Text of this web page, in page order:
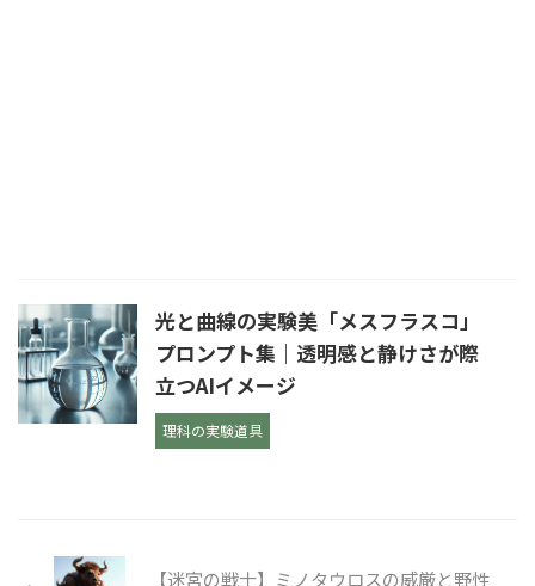
光と曲線の実験美「メスフラスコ」
プロンプト集｜透明感と静けさが際
立つAIイメージ
理科の実験道具
【迷宮の戦士】ミノタウロスの威厳と野性